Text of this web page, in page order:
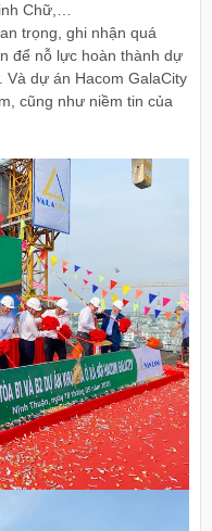
Chữ,…
trọng, ghi nhận quá
để nỗ lực hoàn thành dự
dự án Hacom GalaCity
cũng như niềm tin của